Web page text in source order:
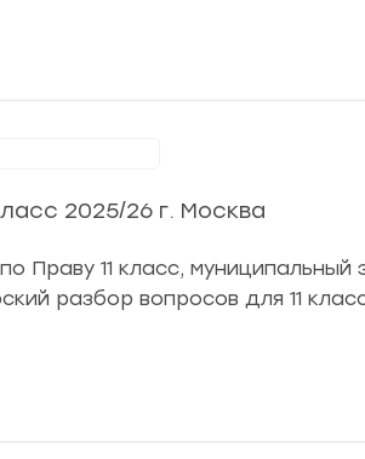
2025/26 г. Москва
11 класс, муниципальный
разбор вопросов для 11